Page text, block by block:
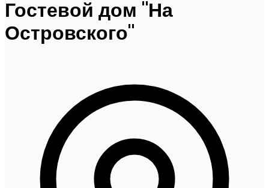
Гостевой дом "На
Островского"